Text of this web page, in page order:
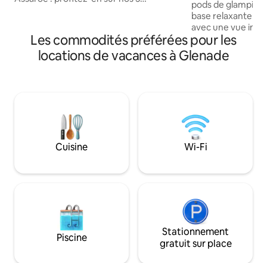
enterrée dans les bois. La chambre offre
une évasion tranquille de la vie
frénétique : il y a le Wi-Fi, mais pas de
Les plages et les sentiers de randonnée
sont très proches. NOUS ACCEPTONS
LES ANIMAUX DE COMPAGNIE
UNIQUEMENT APRÈS CONSULTATION
pods de
base relaxante
avec une vue
Strand. Nous
excellente
adultes/couples
Nous sommes
Stand qui est
entier pour ses
* Nous sommes
place.
Les commodités préférées pour les
locations de vacances à Glenade
Cuisine Wi-Fi
Piscine
Stationnement
gratuit sur place